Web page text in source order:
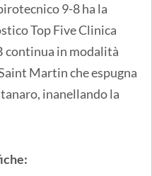
9-8 ha la
Top Five Clinica
continua in modalità
Martin che espugna
inanellando la